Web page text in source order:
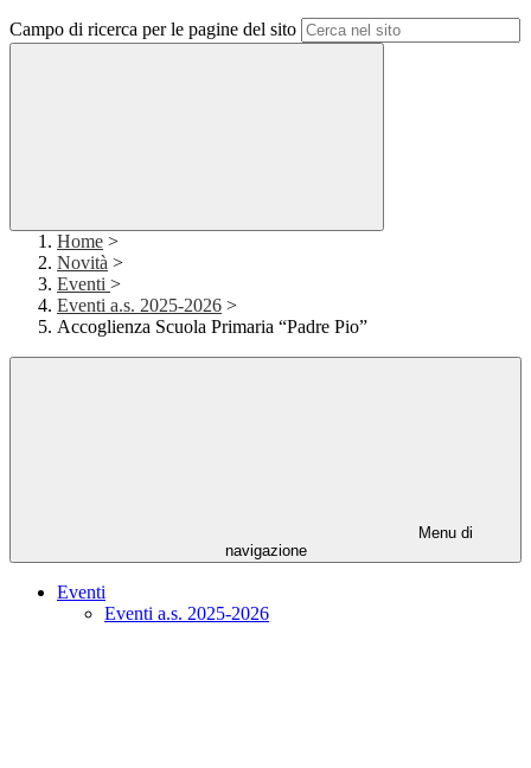
Campo di ricerca per le pagine del sito
Home >
Novità >
Eventi >
Eventi a.s. 2025-2026 >
Accoglienza Scuola Primaria “Padre Pio”
Menu di
navigazione
Eventi
Eventi a.s. 2025-2026